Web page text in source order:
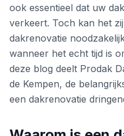
ook essentieel dat uw
verkeert. Toch kan het
dakrenovatie
wanneer het echt tijd is
deze blog deelt Prodak
de Kempen, de
een dakrenovatie